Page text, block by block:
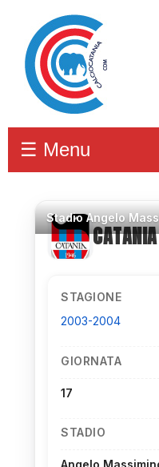
☰ Menu
StadioAngelo
CATANIA
STAGIONE
2003-2004
GIORNATA
17
STADIO